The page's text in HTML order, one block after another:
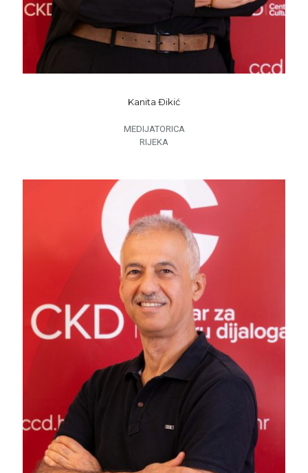
Kanita Đikić
MEDIJATORICA
RIJEKA